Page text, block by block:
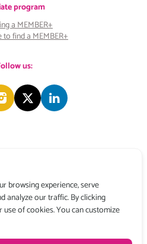
browsing experience, serve
analyze our traffic. By clicking
of cookies. You can customize
program
a MEMBER+
find a MEMBER+
us:
(0) 1 80 522 522
Floréal – 1180 BRUXELLES
Privacy PolicyLegal Mentions